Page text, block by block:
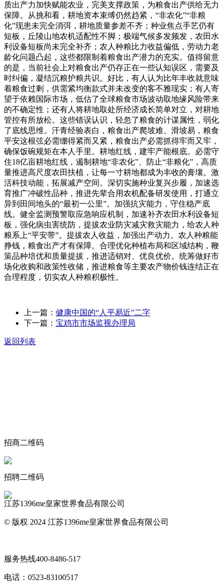
质出产力加快赋能农业，完美支撑政策，为粮食出产供给无力
保障。从挑和看，耕地资本束缚仍然趋紧，“非农化”“非粮
化”现患未完全消弭，耕地质量参差不齐；种业焦点手艺仍有
短板，丘陵山地农机适配性不脚；极端气候多发频发，农田水
利设备短板尚未完全补齐；农人种粮比力收益偏低，劳动力老
龄化问题凸起，这些都限制着粮食出产潜力的充实。值得留意
的是，当前社会上对粮食出产仍存正在一些认知误区，需要及
时纠偏，凝结沉粮护粮共识。好比，有人认为比年丰收就意味
着粮食过剩，供需紧均衡款式并未改变的客不雅现实；有人寄
望于依赖国际市场，低估了全球粮食市场波动取地缘风险带来
的不确定性；还有人将耕地取处所经济成长简单对立，对耕地
管控有所放松。这些错误认识，轻忽了粮食的计谋属性，弱化
了底线思维。汗青经验表白，粮食出产爬坡难、滑坡易，粮食
平安这根弦必需绷得紧而又紧，粮食出产必需抓得牢而又牢，
确保饭碗规矩在本人手里。耕地红线，建牢产能根底。必需守
住18亿亩耕地红线，遏制耕地“非农化”、防止“非粮化”，高质
量推进高尺度农田扶植，让每一寸耕地都成为丰收的膏壤。激
活科技动能，拓展减产空间。深切实施种业复兴步履，加速选
育推广冲破性品种，推进先辈合用农机配备研发使用，打通立
异到田间地头的“最初一公里”。加强抗灾能力，守住稳产底
线。健全监测预警取应急响应机制，加速补齐农田水利设备短
板，强化病虫害统防，提拔农业防灾减灾救灾能力，给农人种
粮系上“平安带”。提拔农人收益，加强出产动力。农人种粮能
挣钱，粮食出产才有保障。合理优化种植布局和区域结构，鞭
策品种培优和质量提拔，推进适销对、优良优价。统筹做好市
场化收购和政策性收储，推进粮食等主要农产物价钱连结正在
合理程度，切实农人种粮积极性。
上一篇： 健康中国的“人平易近”二字
下一篇： 宝鸡市市场监视办理局
返回列表
招商二维码
招聘二维码
江苏1396me皇家世界食品有限公司
© 版权 2024 江苏1396me皇家世界食品有限公司
服务热线400-8486-517
电话： 0523-83100517